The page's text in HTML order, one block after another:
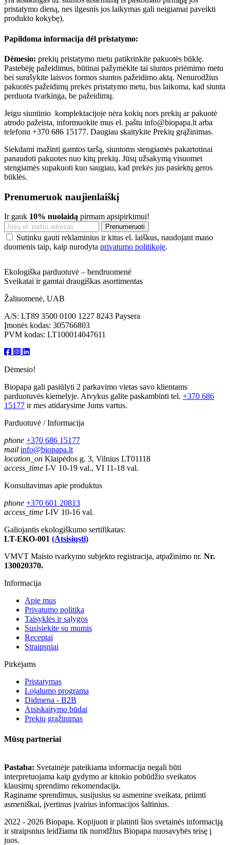
pristatymo dieną, nes ilgesnis jos laikymas gali neigiamai paveikti
produkto kokybę).
Papildoma informacija dėl pristatymo:
Dėmesio: prekių pristatymo metu patikrinkite pakuotės būklę.
Pastebėję pažeidimus, būtinai pažymėkite tai siuntos priėmimo metu
bei surašykite laisvos formos siuntos pažeidimo aktą. Nenurodžius
pakuotės pažeidimų prekės pristatymo metu, bus laikoma, kad siunta
perduota tvarkinga, be pažeidimų.
Jeigu siuntinio komplektacijoje nėra kokių nors prekių ar pakuotė
atrodo pažeista, informuokite mus el. paštu info@biopapa.lt arba
telefonu +370 686 15177. Daugiau skaitykite Prekių grąžinimas.
Siekdami mažinti gamtos taršą, siuntoms stengiamės pakartotinai
panaudoti pakuotes nuo kitų prekių. Jūsų užsakymą visuomet
stengiamės supakuoti kuo saugiau, kad prekės jus pasiektų geros
būklės.
Prenumeruok naujienlaiškį
Ir gauk 10% nuolaidą pirmam apsipirkimui!
Sutinku gauti reklaminius ir kitus el. laiškus, naudojant mano
duomenis taip, kaip nurodyta privatumo politikoje.
Ekologiška parduotuvė – bendruomenė
Sveikatai ir gamtai draugiškas asortimentas
Žaliuomenė, UAB
A/S: LT89 3500 0100 1227 8243 Paysera
Įmonės kodas: 305766803
PVM kodas: LT100014047611
Dėmesio!
Biopapa gali pasiūlyti 2 parkavimo vietas savo klientams
parduotuvės kiemelyje. Atvykus galite paskambinti tel. +370 686
15177 ir mes atidarysime Jums vartus.
Parduotuvė / Informacija
phone +370 686 15177
mail info@biopapa.lt
location_on Klaipėdos g. 3, Vilnius LT01118
access_time I-V 10-19 val., VI 11-18 val.
Konsultavimas apie produktus
phone +370 601 20813
access_time I-IV 10-16 val.
Galiojantis ekologiškumo sertifikatas:
LT-EKO-001 (Atsisiųsti)
VMVT Maisto tvarkymo subjekto registracija, atpažinimo nr. Nr.
130020370.
Informacija
Apie mus
Privatumo politika
Taisyklės ir sąlygos
Susisiekite su mumis
Receptai
Straipsniai
Pirkėjams
Pristatymas
Lojalumo programa
Didmena - B2B
Atsiskaitymo būdai
Prekių grąžinimas
Mūsų partneriai
Pastaba: Svetainėje pateikiama informacija negali būti
interpretuojama kaip gydymo ar kitokio pobūdžio sveikatos
klausimų sprendimo rekomendacija.
Raginame sprendimus, susijusius su asmenine sveikata, priimti
asmeniškai, įvertinus įvairius informacijos šaltinius.
2022 - 2026 Biopapa. Kopijuoti ir platinti šios svetainės informaciją
ir straipsnius leidžiama tik nurodžius Biopapa nuosavybės teisę į
juos.